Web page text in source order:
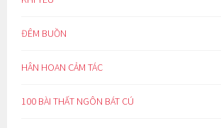
ĐÊM BUỒN
HÂN HOAN CẢM TÁC
100 BÀI THẤT NGÔN BÁT CÚ